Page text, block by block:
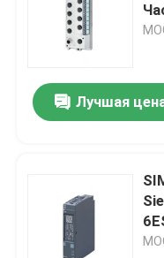
Видеозаписи
Лучшая